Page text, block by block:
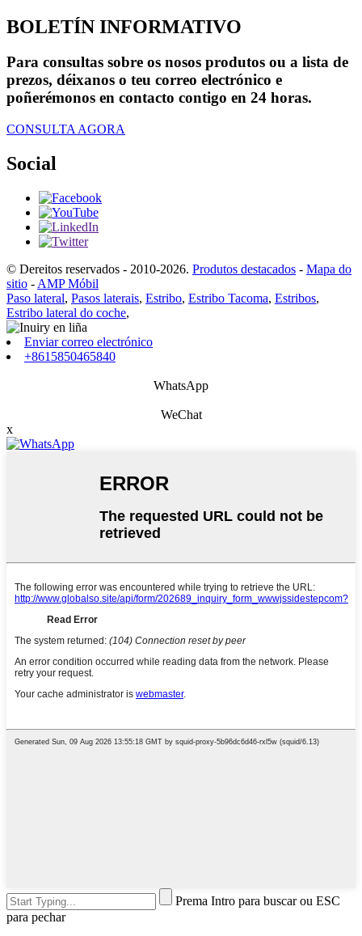
BOLETÍN INFORMATIVO
Para consultas sobre os nosos produtos ou a lista de
prezos, déixanos o teu correo electrónico e
poñerémonos en contacto contigo en 24 horas.
CONSULTA AGORA
Social
© Dereitos reservados - 2010-2026. Produtos destacados - Mapa do
sitio - AMP Móbil
Paso lateral, Pasos laterais, Estribo, Estribo Tacoma, Estribos,
Estribo lateral do coche,
Enviar correo electrónico
+8615850465840
WhatsApp
WeChat
x
Prema Intro para buscar ou ESC
para pechar